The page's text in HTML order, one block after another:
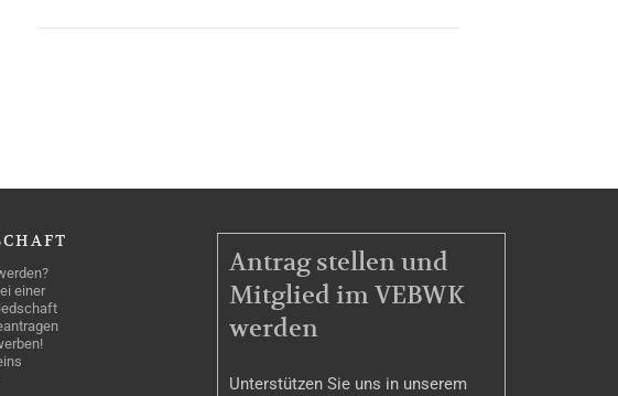
einer
MITGLIEDSCHAFT
Antrag stellen und
Mitglied im VEBWK
werden
Unterstützen Sie uns in unserem